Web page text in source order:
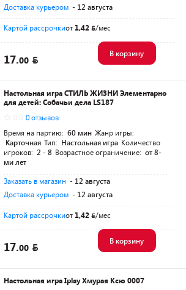
Доставка курьером - 12 августа
Картой рассрочкиот 1,42 /мес
17.00
В корзину
Настольная игра СТИЛЬ ЖИЗНИ Элементарно
для детей: Собачьи дела LS187
0 отзывов
Время на партию: 60 мин Жанр игры:
Карточная Тип: Настольная игра Количество
игроков: 2 - 8 Возрастное ограничение: от 8-
ми лет
Заказать в магазин - 12 августа
Доставка курьером - 12 августа
Картой рассрочкиот 1,42 /мес
17.00
В корзину
Настольная игра Iplay Хмурая Ксю 0007